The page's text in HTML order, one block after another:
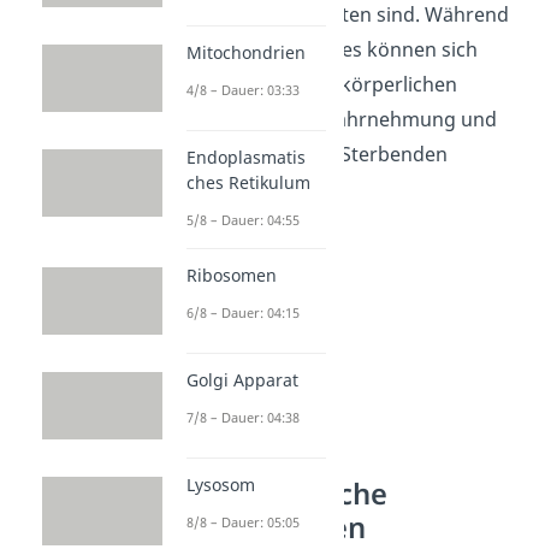
häufig zu beobachten sind. Während
des Sterbeprozesses können sich
beispielsweise die körperlichen
Funktionen, die Wahrnehmung und
das Aussehen des Sterbenden
verändern.
Psychologische
Sterbephasen
Mitochondrien
4/8 – Dauer: 03:33
Endoplasmatis
ches Retikulum
5/8 – Dauer: 04:55
Ribosomen
6/8 – Dauer: 04:15
Golgi Apparat
7/8 – Dauer: 04:38
Lysosom
8/8 – Dauer: 05:05